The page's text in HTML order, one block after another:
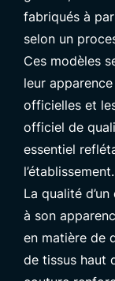
fabriqués à
selon un
Ces modèles
leur
officielles et
officiel de
essentiel
l’établissement.
La qualité
à son
en matière de
de tissus haut